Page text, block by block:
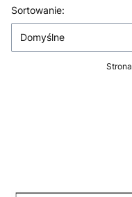
Lista produktów
Sortowanie:
Domyślne
Strona